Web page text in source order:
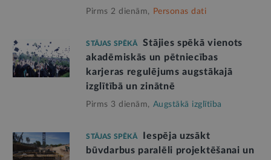
Pirms 2 dienām, Personas dati
STĀJAS SPĒKĀ
Stājies spēkā vienots
akadēmiskās un pētniecības
karjeras regulējums augstākajā
izglītībā un zinātnē
Pirms 3 dienām, Augstākā izglītība
STĀJAS SPĒKĀ
Iespēja uzsākt
būvdarbus paralēli projektēšanai un